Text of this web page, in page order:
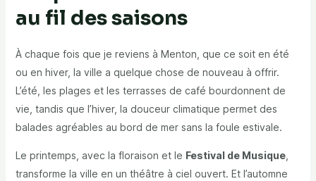
au fil des saisons
À chaque fois que je reviens à Menton, que ce soit en été
ou en hiver, la ville a quelque chose de nouveau à offrir.
L’été, les plages et les terrasses de café bourdonnent de
vie, tandis que l’hiver, la douceur climatique permet des
balades agréables au bord de mer sans la foule estivale.
Le printemps, avec la floraison et le Festival de Musique,
transforme la ville en un théâtre à ciel ouvert. Et l’automne